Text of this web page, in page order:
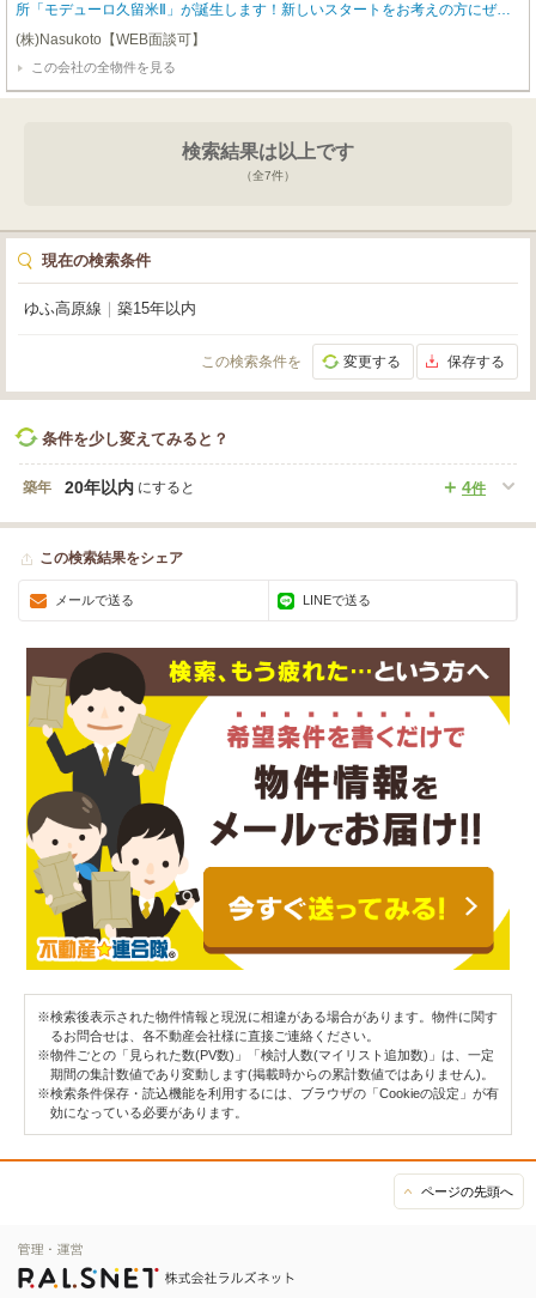
所「モデューロ久留米Ⅱ」が誕生します！新しいスタートをお考えの方にぜひ
ご覧いただきたい物件です。広々とした専有面積52.0㎡の空間は、小売・物
販、教育・スクール、事務所など、様々な事業にご活用いただけます。エアコ
ンやインターネット設備も完備されており、快適なビジネス環境をすぐにスタ
ートできるのが嬉しいポイント。さらに、初期費用を抑えられる「フリーレン
額賃料は143,000円（税込）。新しい一歩を踏み出すあなたを応援する、この
素敵な物件で理想のビジネスライフを実現しませんか？（飲食全般、水商売は
(株)Nasukoto【WEB面談可】
この会社の全物件を見る
検索結果は以上です
（全7件）
現在の検索条件
ゆふ高原線 築15年以内
この検索条件を 変更する 保存する
条件を少し変えてみると？
築年 4件
20年以内 にすると
この検索結果をシェア
メールで送る LINEで送る
※検索後表示された物件情報と現況に相違がある場合があります。物件に関す
るお問合せは、各不動産会社様に直接ご連絡ください。
※物件ごとの「見られた数(PV数)」「検討人数(マイリスト追加数)」は、一定
期間の集計数値であり変動します(掲載時からの累計数値ではありません)。
※検索条件保存・読込機能を利用するには、ブラウザの「Cookieの設定」が有
効になっている必要があります。
ページの先頭へ